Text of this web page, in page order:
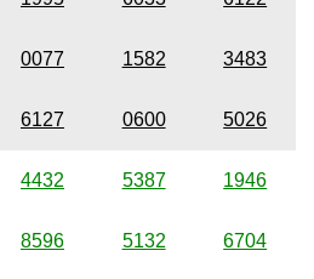
0077 1582 3483
6127 0600 5026
4432 5387 1946
8596 5132 6704